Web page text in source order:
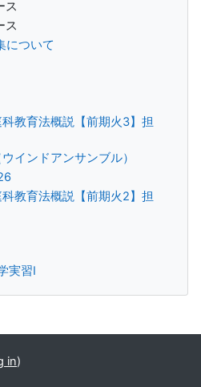
ス
ス
について
教育法概説【前期火3】担
インドアンサンブル）
教育法概説【前期火2】担
実習Ⅰ
in)